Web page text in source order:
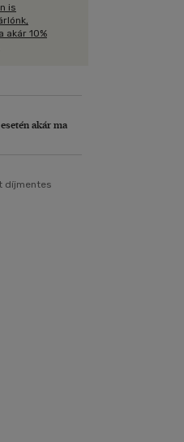
is
akár 10%
akár ma
díjmentes